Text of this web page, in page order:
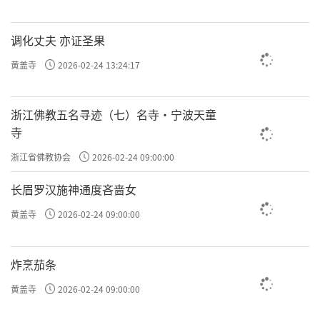
调化丈夫 亦证圣果
黄盖寺 2026-02-24 13:24:17
浙江佛教五名寻迹（七）名寺·宁波天童
寺
浙江省佛教协会 2026-02-24 09:00:00
长眉罗汉施神通度吝啬女
黄盖寺 2026-02-24 09:00:00
炸烹茄条
黄盖寺 2026-02-24 09:00:00